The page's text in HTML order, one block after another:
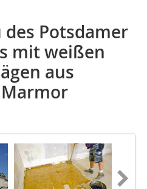
Potsdamer
mit weißen
aus